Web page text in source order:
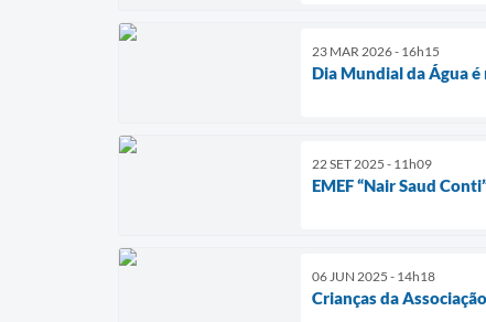
23 MAR 2026 - 16h15
Dia Mundial da Água
22 SET 2025 - 11h09
EMEF “Nair Saud
06 JUN 2025 - 14h18
Crianças da